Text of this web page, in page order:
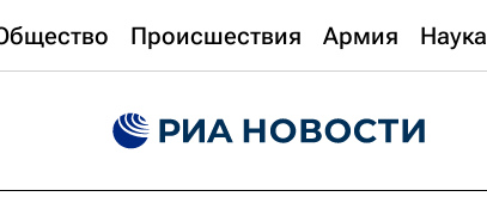
Происшествия Армия Наука